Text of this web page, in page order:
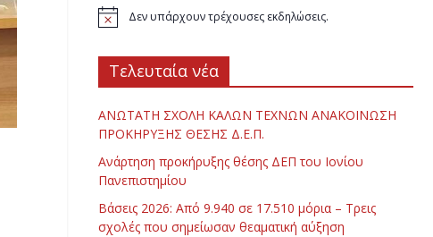
Δεν υπάρχουν τρέχουσες εκδηλώσεις.
Τελευταία νέα
ΑΝΩΤΑΤΗ ΣΧΟΛΗ ΚΑΛΩΝ ΤΕΧΝΩΝ ΑΝΑΚΟΙΝΩΣΗ
ΠΡΟΚΗΡΥΞΗΣ ΘΕΣΗΣ Δ.Ε.Π.
Ανάρτηση προκήρυξης θέσης ΔΕΠ του Ιονίου
Πανεπιστημίου
Βάσεις 2026: Από 9.940 σε 17.510 μόρια – Τρεις
σχολές που σημείωσαν θεαματική αύξηση